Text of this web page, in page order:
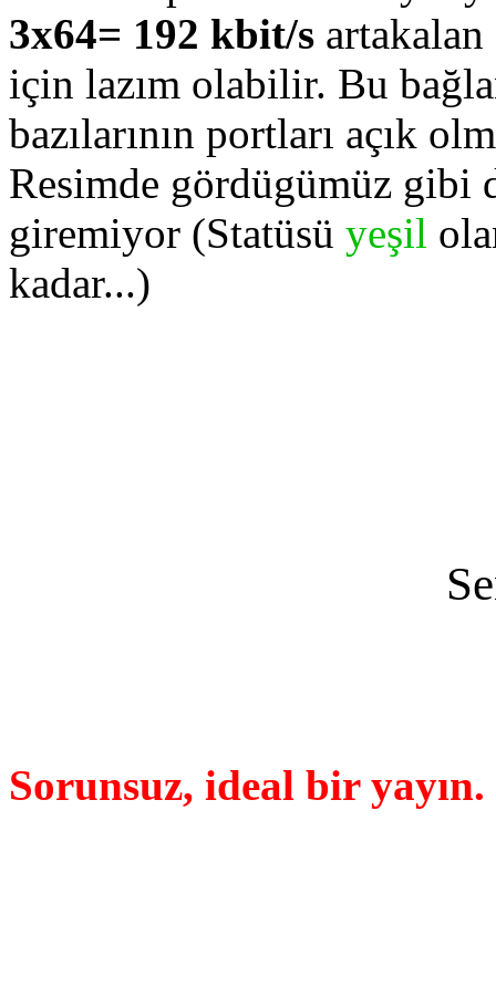
3x64= 192 kbit/s artakalan
için lazım olabilir. Bu
bazılarının portları açık
Resimde gördügümüz
giremiyor (Statüsü yeşil
kadar...)
Sorunsuz, ideal bir yayın.